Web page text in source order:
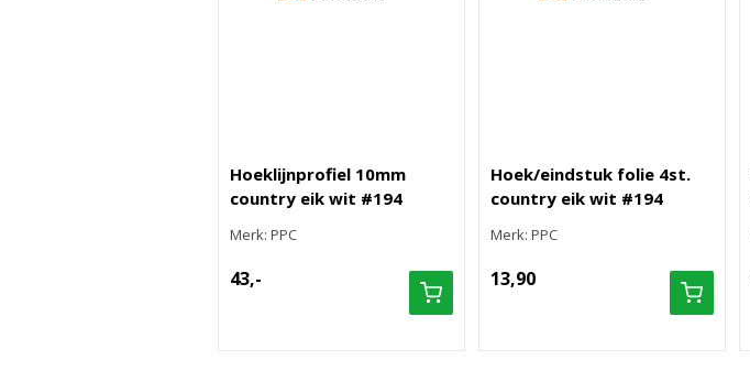
Hoeklijnprofiel 10mm
country eik wit #194
Merk: PPC
43,-
Hoek/eindstuk folie 4st.
country eik wit #194
Merk: PPC
13,90